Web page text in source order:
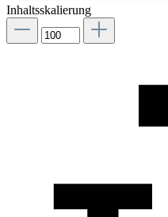
Inhaltsskalierung